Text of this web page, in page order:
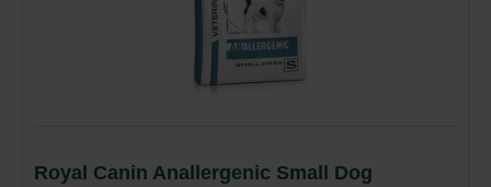
Royal Canin Anallergenic Small Dog